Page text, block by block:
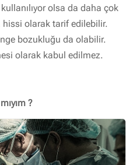
olsa da daha çok
olarak tarif edilebilir.
bozukluğu da olabilir.
olarak kabul edilmez.
?